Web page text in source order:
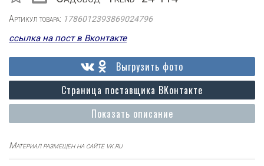
Артикул товара: 1786012393869024796
ссылка на пост в Вконтакте
Показать описание
Страница поставщика ВКонтакте
Выгрузить фото
Материал размещен на сайте vk.ru